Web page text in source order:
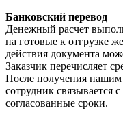
Банковский перевод
Денежный расчет
на готовые к отгрузке
действия документа
Заказчик перечисляет
После получения нашим
сотрудник связывается
согласованные сроки.